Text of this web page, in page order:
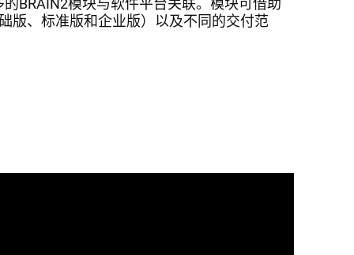
版、标准版和企业版）以及不同的交付范